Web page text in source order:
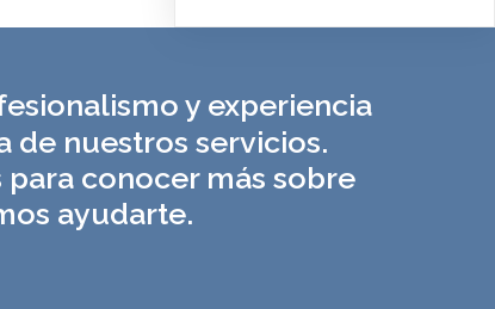
y experiencia
de nuestros servicios.
para conocer más sobre
ayudarte.